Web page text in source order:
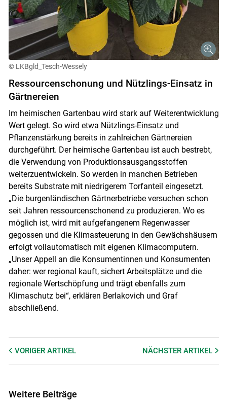
© LKBgld_Tesch-Wessely
Ressourcenschonung und Nützlings-Einsatz in
Gärtnereien
Im heimischen Gartenbau wird stark auf Weiterentwicklung
Wert gelegt. So wird etwa Nützlings-Einsatz und
Pflanzenstärkung bereits in zahlreichen Gärtnereien
durchgeführt. Der heimische Gartenbau ist auch bestrebt,
die Verwendung von Produktionsausgangsstoffen
weiterzuentwickeln. So werden in manchen Betrieben
bereits Substrate mit niedrigerem Torfanteil eingesetzt.
„Die burgenländischen Gärtnerbetriebe versuchen schon
seit Jahren ressourcenschonend zu produzieren. Wo es
möglich ist, wird mit aufgefangenem Regenwasser
gegossen und die Klimasteuerung in den Gewächshäusern
erfolgt vollautomatisch mit eigenen Klimacomputern.
„Unser Appell an die Konsumentinnen und Konsumenten
daher: wer regional kauft, sichert Arbeitsplätze und die
regionale Wertschöpfung und trägt ebenfalls zum
Klimaschutz bei“, erklären Berlakovich und Graf
abschließend.
VORIGER ARTIKEL NÄCHSTERARTIKEL
Weitere Beiträge